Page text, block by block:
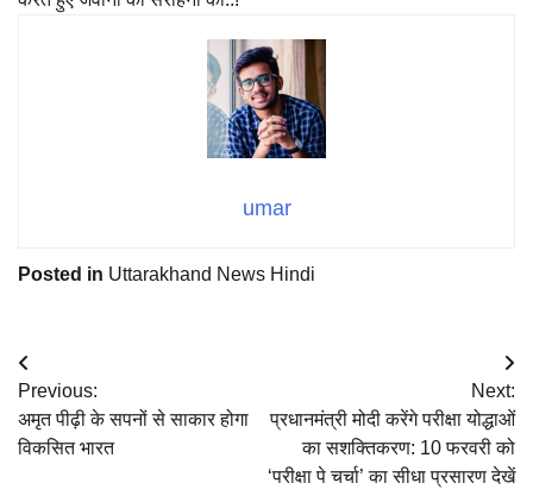
umar
Posted in Uttarakhand News Hindi
Post
navigation
Previous:
अमृत पीढ़ी के सपनों से साकार होगा
विकसित भारत
Next:
प्रधानमंत्री मोदी करेंगे परीक्षा योद्धाओं
का सशक्तिकरण: 10 फरवरी को
‘परीक्षा पे चर्चा’ का सीधा प्रसारण देखें